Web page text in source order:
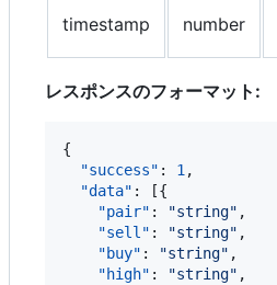
timestamp number
レスポンスのフォーマット:
{
"success" : 1,
"data" : [{
"pair" : "string" ,
"sell" : "string" ,
"buy" : "string" ,
"high" : "string" ,